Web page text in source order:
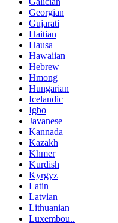
Georgian
Gujarati
Haitian
Hausa
Hawaiian
Hebrew
Hmong
Hungarian
Icelandic
Igbo
Javanese
Kannada
Kazakh
Khmer
Kurdish
Kyrgyz
Latin
Latvian
Lithuanian
Luxembou..